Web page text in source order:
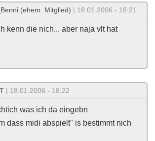
(ehem. Mitglied) | 18.01.2006 - 18:21
kenn die nich... aber naja vlt hat
| 18.01.2006 - 18:22
was ich da eingebn
dass midi abspielt" is bestimmt nich